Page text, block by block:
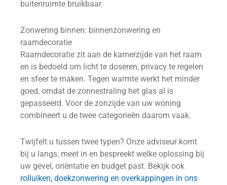
buitenruimte bruikbaar.
Zonwering binnen: binnenzonwering en
raamdecoratie
Raamdecoratie zit aan de kamerzijde van het raam
en is bedoeld om licht te doseren, privacy te regelen
en sfeer te maken. Tegen warmte werkt het minder
goed, omdat de zonnestraling het glas al is
gepasseerd. Voor de zonzijde van uw woning
combineert u de twee categorieën daarom vaak.
Twijfelt u tussen twee typen? Onze adviseur komt
bij u langs, meet in en bespreekt welke oplossing bij
uw gevel, oriëntatie en budget past. Bekijk ook
rolluiken, doekzonwering en overkappingen in ons